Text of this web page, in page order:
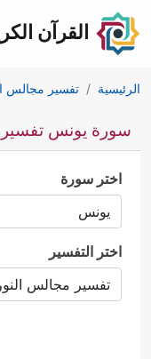
القرآن
الرئيسية تفسير مجالس
سورة يونس تفسير
اختر سورة
اختر التفسير